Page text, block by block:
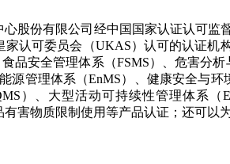
股份有限公司经中国国家认证认可监
家认可委员会（UKAS）认可的认证机
品安全管理体系（FSMS）、危害分
源管理体系（EnMS）、健康安全与
）、大型活动可持续性管理体系
有害物质限制使用等产品认证；还可